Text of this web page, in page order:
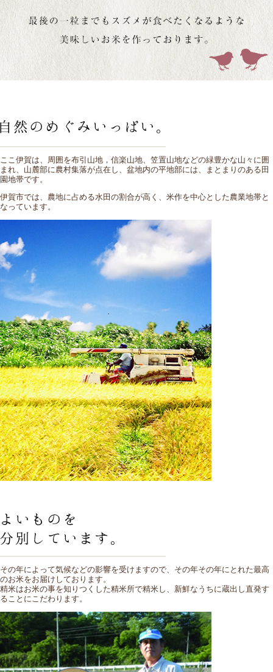
ここ伊賀は、周囲を布引山地，信楽山地、笠置山地などの緑豊かな山々に囲
まれ、山麓部に農村集落が点在し、盆地内の平地部には、まとまりのある田
園地帯です。
伊賀市では、農地に占める水田の割合が高く、米作を中心とした農業地帯と
なっています。
その年によって気候などの影響を受けますので、その年その年にとれた最高
のお米をお届けしております。
精米はお米の事を知りつくした精米所で精米し、新鮮なうちに蔵出し直発す
ることにこだわります。